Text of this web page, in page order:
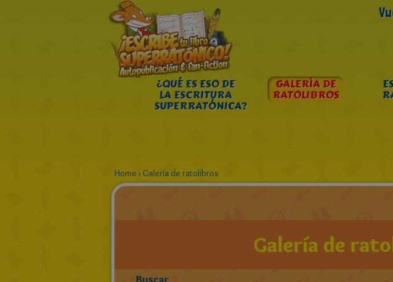
¿QUÉ ES ESO DE
LA ESCRITURA
SUPERRATÓNICA?
GALERÍA DE
RATOLIBROS
Home › Galería de ratolibros
Galería de